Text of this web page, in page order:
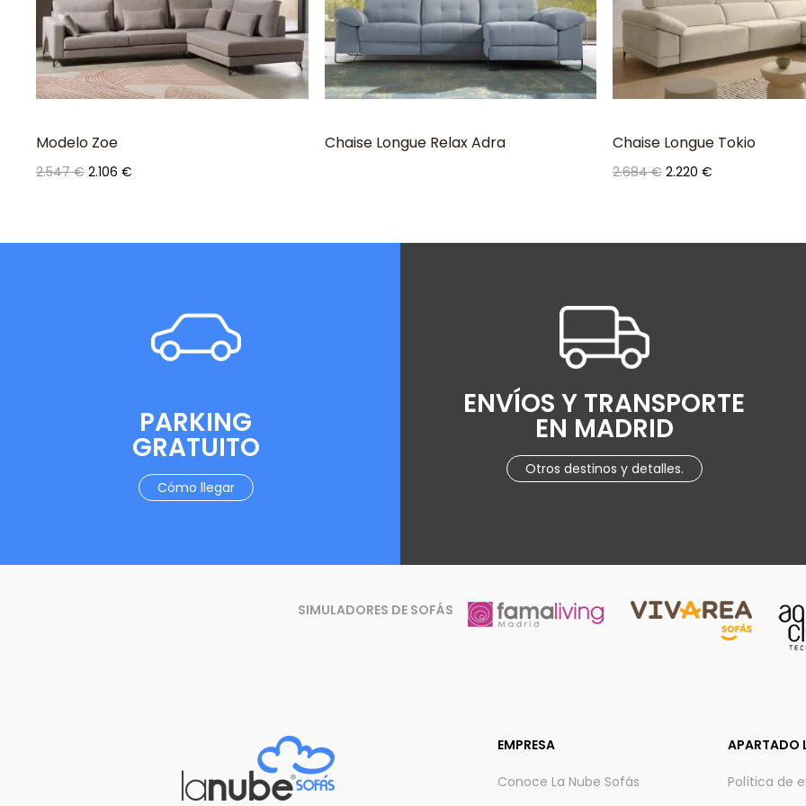
Modelo Zoe
Precio
2.547 € Precio
2.106 €
Chaise Longue Relax Adra Chaise Longue Tokio
Precio
2.684 € Precio
2.220 €
PARKING
GRATUITO
Cómo llegar
ENVÍOS Y TRANSPORTE
EN MADRID
Otros destinos y detalles.
SIMULADORES DE SOFÁS
EMPRESA
Conoce La Nube Sofás
APARTADO
Política de